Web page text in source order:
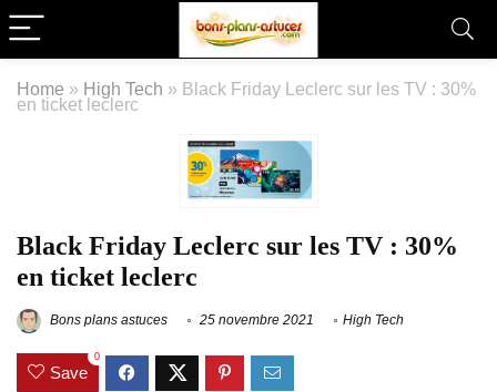
Home » High Tech » Black Friday Leclerc sur les TV : 30%
en ticket leclerc
Black Friday Leclerc sur les TV : 30%
en ticket leclerc
Bons plans astuces 25 novembre 2021 High Tech
Save
0